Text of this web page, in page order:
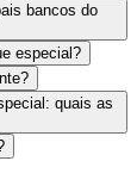
bancos do
especial?
quais as